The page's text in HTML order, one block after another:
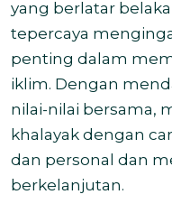
yang berlatar
tepercaya
penting dalam
iklim. Dengan
nilai-nilai bersama,
khalayak dengan
dan personal dan
berkelanjutan.